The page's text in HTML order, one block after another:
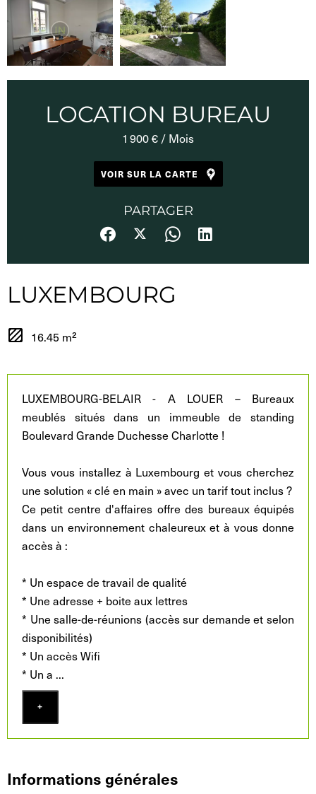
LOCATION BUREAU
1 900 € / Mois
VOIR SUR LA CARTE
PARTAGER
LUXEMBOURG
16.45 m²
LUXEMBOURG-BELAIR - A LOUER – Bureaux
meublés situés dans un immeuble de standing
Boulevard Grande Duchesse Charlotte !
Vous vous installez à Luxembourg et vous cherchez
une solution « clé en main » avec un tarif tout inclus ?
Ce petit centre d'affaires offre des bureaux équipés
dans un environnement chaleureux et à vous donne
accès à :
* Un espace de travail de qualité
* Une adresse + boite aux lettres
* Une salle-de-réunions (accès sur demande et selon
disponibilités)
* Un accès Wifi
* Un a ...
+
Informations générales